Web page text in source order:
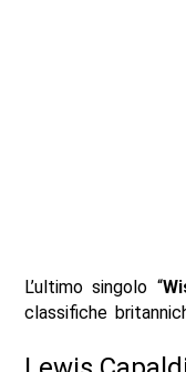
L’ultimo singolo “
classifiche